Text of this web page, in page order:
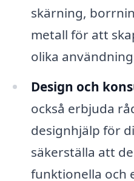
skärning,
metall för att
olika
Design och
också erbjuda
designhjälp för
säkerställa att
funktionella och